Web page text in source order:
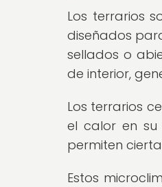
Los terrarios
diseñados
sellados o
de interior,
Los terrarios
el calor en su
permiten
Estos